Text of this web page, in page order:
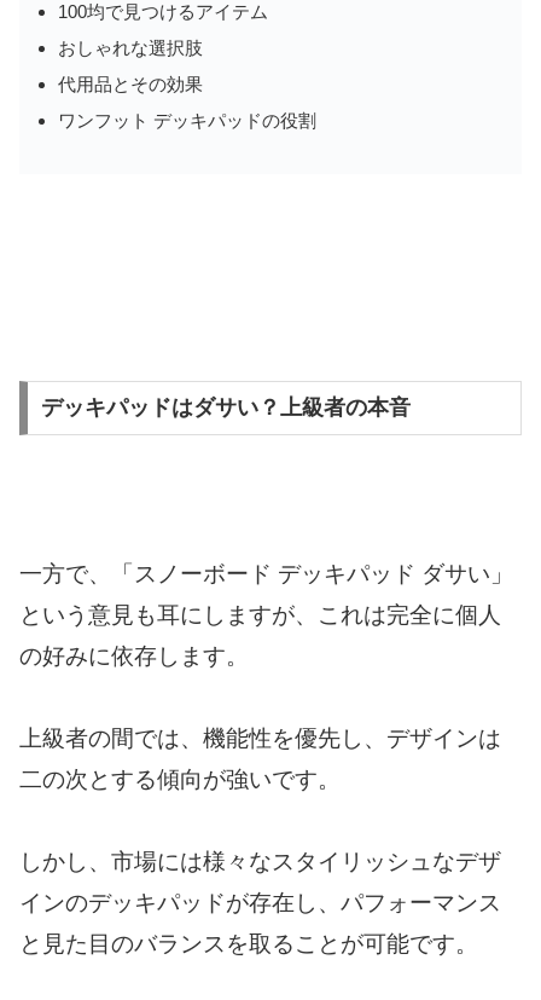
100均で見つけるアイテム
おしゃれな選択肢
代用品とその効果
ワンフット デッキパッドの役割
デッキパッドはダサい？上級者の本音
一方で、「スノーボード デッキパッド ダサい」
という意見も耳にしますが、これは完全に個人
の好みに依存します。
上級者の間では、機能性を優先し、デザインは
二の次とする傾向が強いです。
しかし、市場には様々なスタイリッシュなデザ
インのデッキパッドが存在し、パフォーマンス
と見た目のバランスを取ることが可能です。